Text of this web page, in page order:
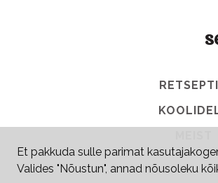
Et pakkuda sulle parimat
Valides "Nõustun", annad nõusoleku